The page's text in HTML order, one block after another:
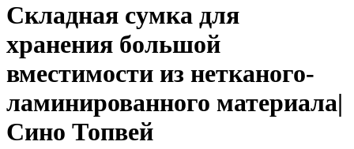
Складная сумка для
хранения большой
вместимости из нетканого-
ламинированного материала|
Сино Топвей